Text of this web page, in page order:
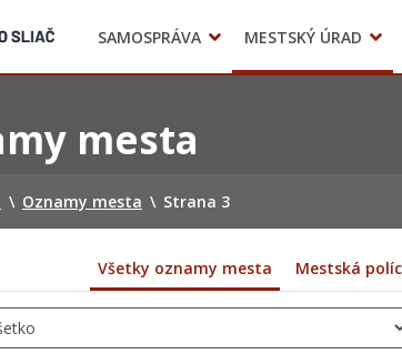
SAMOSPRÁVA
Komisie
MESTSKÝ ÚRAD
Civilná ochrana
mesta
\ Oznamy mesta \ Strana 3
Všetky oznamy mesta Mestská